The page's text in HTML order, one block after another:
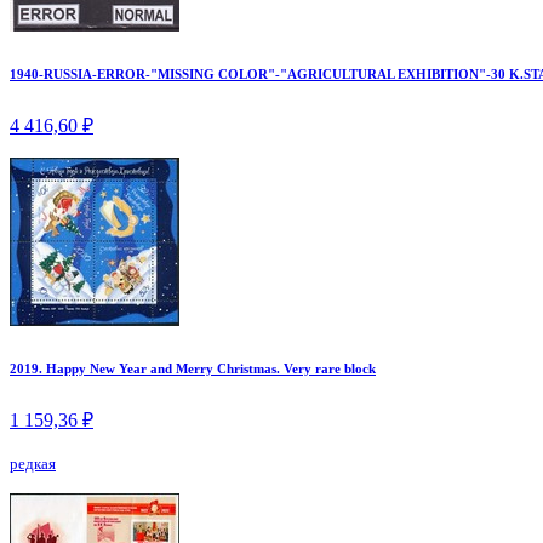
1940-RUSSIA-ERROR-"MISSING COLOR"-"AGRICULTURAL EXHIBITION"-30
4 416,60 ₽
2019. Happy New Year and Merry Christmas. Very rare block
1 159,36 ₽
редкая